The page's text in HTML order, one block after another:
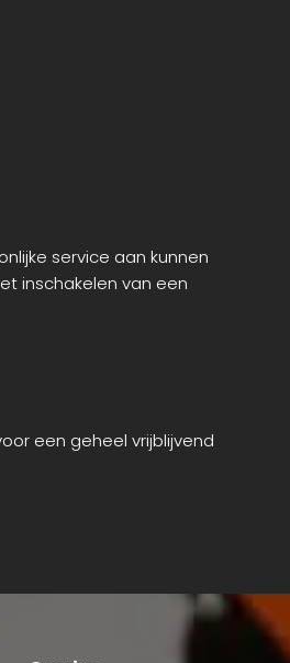
service aan kunnen
inschakelen van een
een geheel vrijblijvend